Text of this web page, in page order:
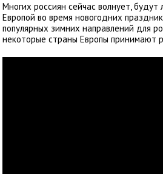
Многих россиян сейчасволнует, будут
Европой во время новогодних
популярных зимних направлений для
некоторые страны Европы принимают